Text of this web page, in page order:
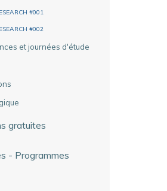
#001
#002
et journées d'étude
gratuites
- Programmes